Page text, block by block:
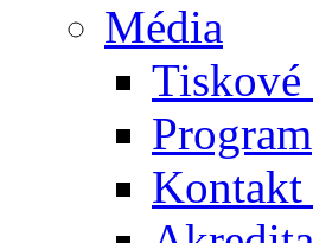
Média
Program
Kontakt